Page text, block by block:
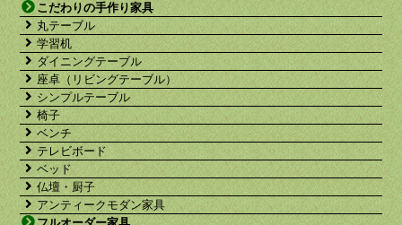
こだわりの手作り家具
丸テーブル
学習机
ダイニングテーブル
座卓（リビングテーブル）
シンプルテーブル
椅子
ベンチ
テレビボード
ベッド
仏壇・厨子
アンティークモダン家具